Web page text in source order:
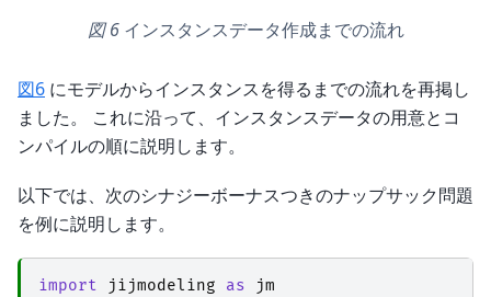
図 6 インスタンスデータ作成までの流れ
図6 にモデルからインスタンスを得るまでの流れを再掲し
ました。 これに沿って、インスタンスデータの用意とコ
ンパイルの順に説明します。
以下では、次のシナジーボーナスつきのナップサック問題
を例に説明します。
import jijmodeling as jm